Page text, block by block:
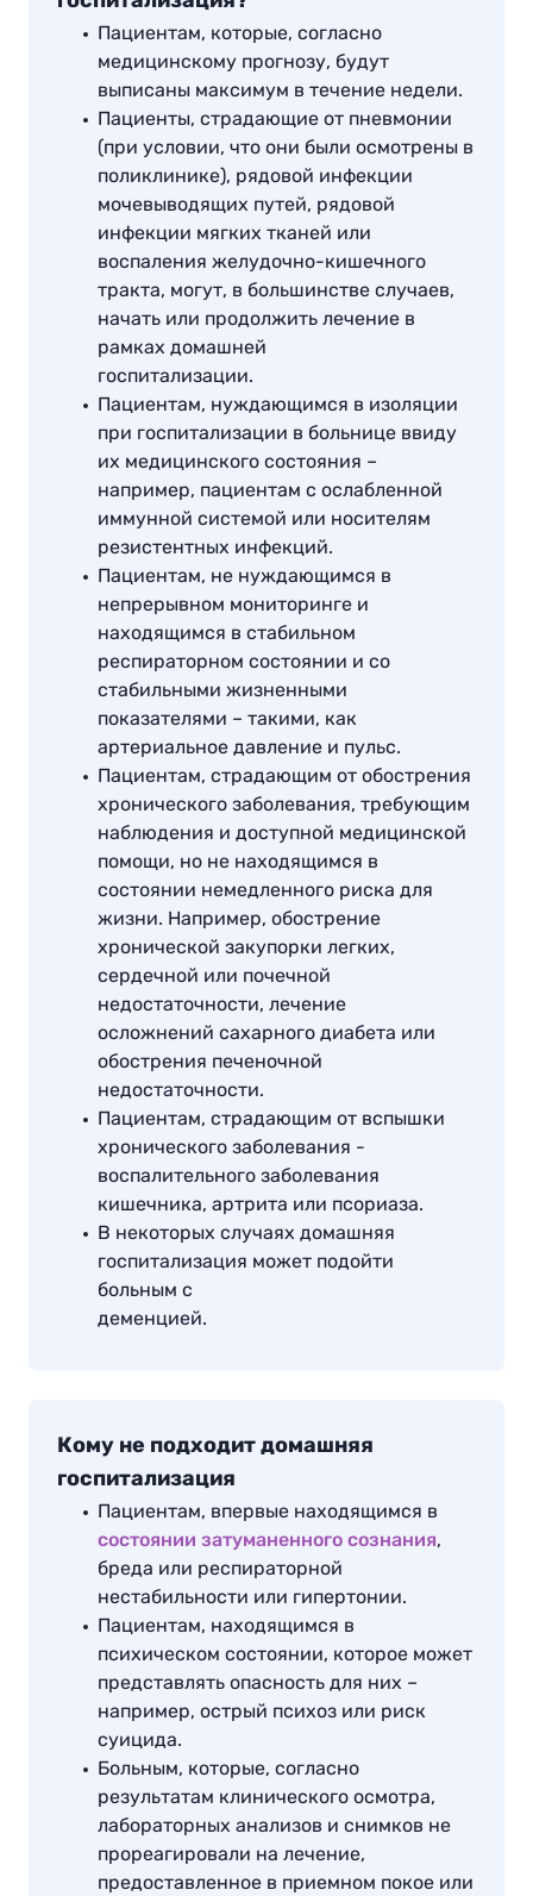
Пациентам, которые, согласно
медицинскому прогнозу, будут
выписаны максимум в течение недели.
Пациенты, страдающие от пневмонии
(при условии, что они были осмотрены в
поликлинике), рядовой инфекции
мочевыводящих путей, рядовой
инфекции мягких тканей или
воспаления желудочно-кишечного
тракта, могут, в большинстве случаев,
начать или продолжить лечение в
рамках домашней
госпитализации.
Пациентам, нуждающимся в изоляции
при госпитализации в больнице ввиду
их медицинского состояния –
например, пациентам с ослабленной
иммунной системой или носителям
резистентных инфекций.
Пациентам, не нуждающимся в
непрерывном мониторинге и
находящимся в стабильном
респираторном состоянии и со
стабильными жизненными
показателями – такими, как
артериальное давление и пульс.
Пациентам, страдающим от обострения
хронического заболевания, требующим
наблюдения и доступной медицинской
помощи, но не находящимся в
состоянии немедленного риска для
жизни. Например, обострение
хронической закупорки легких,
сердечной или почечной
недостаточности, лечение
осложнений сахарного диабета или
обострения печеночной
недостаточности.
Пациентам, страдающим от вспышки
хронического заболевания -
воспалительного заболевания
кишечника, артрита или псориаза.
В некоторых случаях домашняя
госпитализация может подойти
больным с
деменцией.
Кому не подходит домашняя
госпитализация
Пациентам, впервые находящимся в
состоянии затуманенного сознания,
бреда или респираторной
нестабильности или гипертонии.
Пациентам, находящимся в
психическом состоянии, которое может
представлять опасность для них –
например, острый психоз или риск
суицида.
Больным, которые, согласно
результатам клинического осмотра,
лабораторных анализов и снимков не
прореагировали на лечение,
предоставленное в приемном покое или